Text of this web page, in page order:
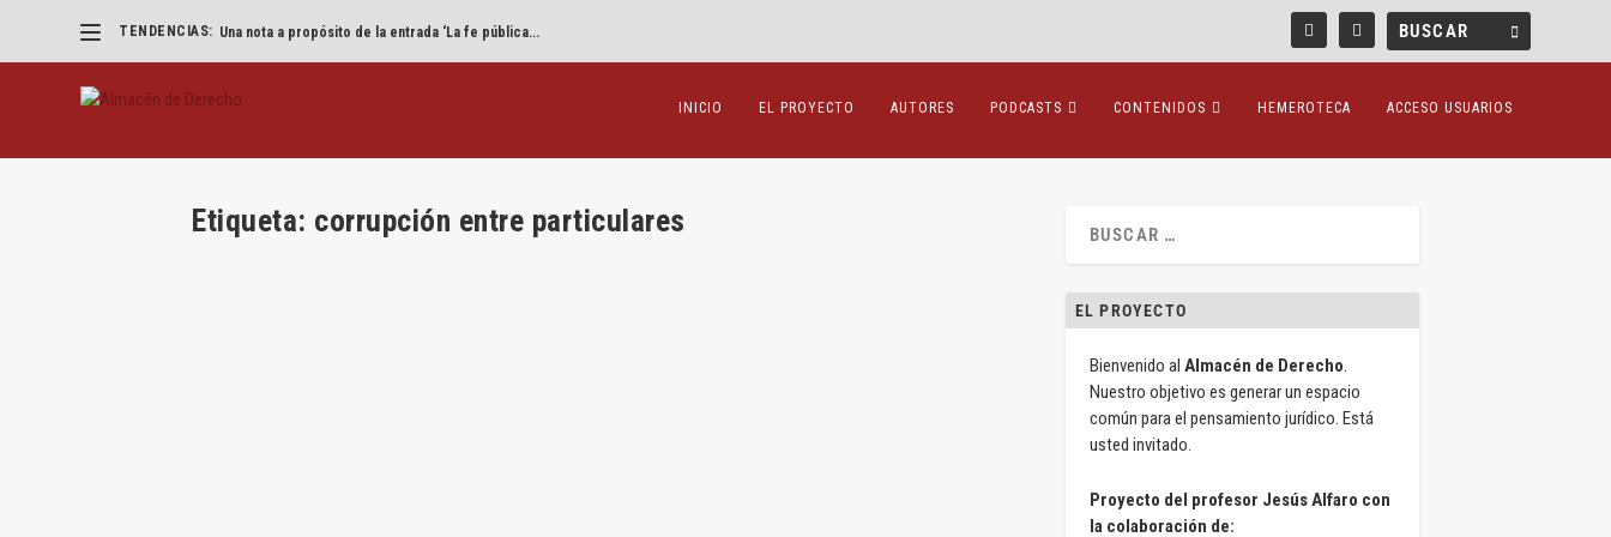
TENDENCIAS: Una nota a propósito de la entrada ‘La fe pública...
INICIO EL PROYECTO AUTORES PODCASTS CONTENIDOS HEMEROTECA ACCESO USUARIOS
Etiqueta: corrupción entre particulares
EL PROYECTO
Bienvenido al Almacén de Derecho.
Nuestro objetivo es generar un espacio
común para el pensamiento jurídico. Está
usted invitado.
Proyecto del profesor Jesús Alfaro con
la colaboración de: